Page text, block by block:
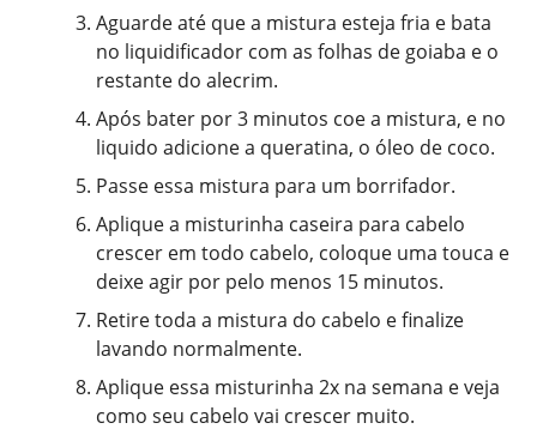
Aguarde até que a mistura esteja fria e bata
no liquidificador com as folhas de goiaba e o
restante do alecrim.
Após bater por 3 minutos coe a mistura, e no
liquido adicione a queratina, o óleo de coco.
Passe essa mistura para um borrifador.
Aplique a misturinha caseira para cabelo
crescer em todo cabelo, coloque uma touca e
deixe agir por pelo menos 15 minutos.
Retire toda a mistura do cabelo e finalize
lavando normalmente.
Aplique essa misturinha 2x na semana e veja
como seu cabelo vai crescer muito.